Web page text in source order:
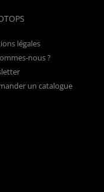
légales
nous ?
un catalogue